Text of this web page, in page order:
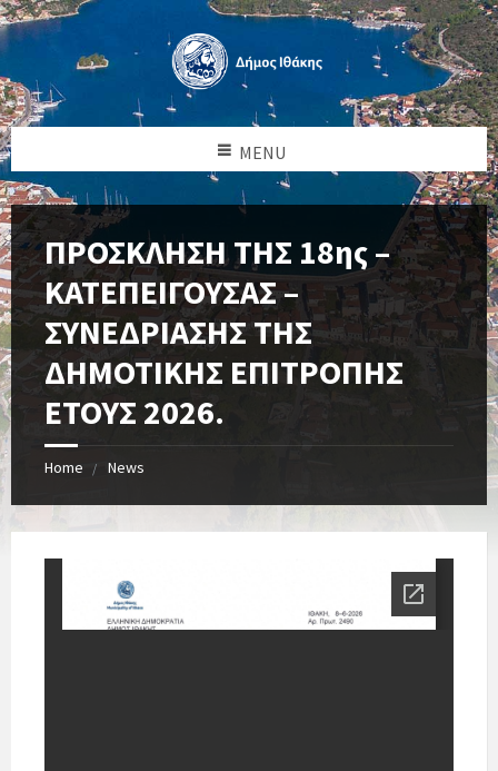
MENU
ΠΡΟΣΚΛΗΣΗ ΤΗΣ 18ης –
ΚΑΤΕΠΕΙΓΟΥΣΑΣ –
ΣΥΝΕΔΡΙΑΣΗΣ ΤΗΣ
ΔΗΜΟΤΙΚΗΣ ΕΠΙΤΡΟΠΗΣ
ΕΤΟΥΣ 2026.
Home News